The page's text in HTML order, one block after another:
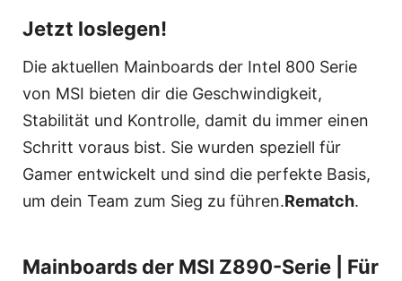
Jetzt loslegen!
Die aktuellen Mainboards der Intel 800 Serie
von MSI bieten dir die Geschwindigkeit,
Stabilität und Kontrolle, damit du immer einen
Schritt voraus bist. Sie wurden speziell für
Gamer entwickelt und sind die perfekte Basis,
um dein Team zum Sieg zu führen.Rematch.
Mainboards der MSI Z890-Serie | Für